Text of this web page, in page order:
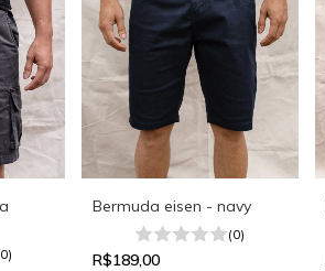
Bermuda eisen - navy
(0)
R$189,00